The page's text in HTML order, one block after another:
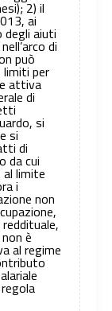
2) il
ai
degli aiuti
di
può
limiti per
attiva
di
si
si
di
da cui
al limite
i
non
è
al regime